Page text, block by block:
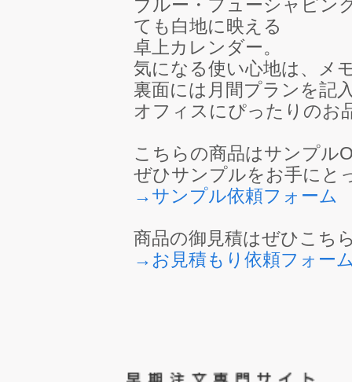
ブルー・フューシャピン
ても白地に映える
卓上カレンダー。
気になる使い心地は、メ
裏面には月間プランを記
オフィスにぴったりのお
こちらの商品はサンプル
ぜひサンプルをお手にと
→サンプル依頼フォーム
商品の御見積はぜひこち
→お見積もり依頼フォー